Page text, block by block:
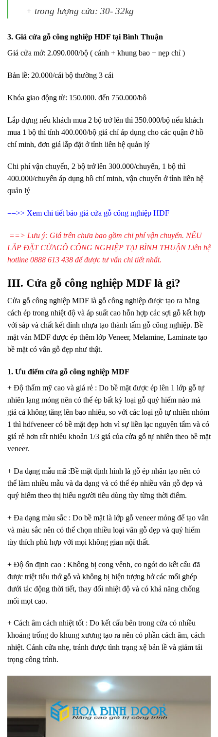
+ trong lượng cửa: 30- 32kg
3. Giá cửa gỗ công nghiệp HDF tại Bình Thuận
Giá cửa mở: 2.090.000/bộ ( cánh + khung bao + nẹp chỉ )
Bản lề: 20.000/cái bộ thường 3 cái
Khóa giao động từ: 150.000. đến 750.000/bô
Lắp dựng nếu khách mua 2 bộ trở lên thì 350.000/bộ nếu khách
mua 1 bộ thì tính 400.000/bộ giá chỉ áp dụng cho các quận ở hồ
chí minh, đơn giá lắp đặt ở tỉnh liên hệ quản lý
Chi phí vận chuyển, 2 bộ trở lên 300.000/chuyến, 1 bộ thì
400.000/chuyến áp dụng hồ chí minh, vận chuyển ở tỉnh liên hệ
quản lý
==>> Xem chi tiết báo giá cửa gỗ công nghiệp HDF
==> Lưu ý: Giá trên chưa bao gồm chi phí vận chuyển. NẾU
LẮP ĐẶT CỬAGỖ CÔNG NGHIỆP TẠI BÌNH THUẬN Liên hệ
hotline 0888 613 438 để được tư vấn chi tiết nhất.
III. Cửa gỗ công nghiệp MDF là gì?
Cửa gỗ công nghiệp MDF là gỗ công nghiệp được tạo ra bằng
cách ép trong nhiệt độ và áp suất cao hỗn hợp các sợi gỗ kết hợp
với sáp và chất kết dính nhựa tạo thành tấm gỗ công nghiệp. Bề
mặt ván MDF được ép thêm lớp Veneer, Melamine, Laminate tạo
bề mặt có vân gỗ đẹp như thật.
1. Ưu điểm cửa gỗ công nghiệp MDF
+ Độ thẩm mỹ cao và giá rẻ : Do bề mặt được ép lên 1 lớp gỗ tự
nhiên lạng mỏng nên có thể ép bất kỳ loại gỗ quý hiếm nào mà
giá cả không tăng lên bao nhiêu, so với các loại gỗ tự nhiên nhóm
1 thì hdfveneer có bề mặt đẹp hơn vì sự liền lạc nguyên tấm và có
giá rẻ hơn rất nhiều khoản 1/3 giá của cửa gỗ tự nhiên theo bề mặt
veneer.
+ Đa dạng mẫu mã :Bề mặt định hình là gỗ ép nhân tạo nên có
thể làm nhiều mẫu và đa dạng và có thể ép nhiều vân gỗ đẹp và
quý hiếm theo thị hiếu người tiêu dùng tùy từng thời điểm.
+ Đa dạng màu sắc : Do bề mặt là lớp gỗ veneer mỏng để tạo vân
và màu sắc nên có thể chọn nhiều loại vân gỗ đẹp và quý hiếm
tùy thích phù hợp với mọi không gian nội thất.
+ Độ ổn định cao : Không bị cong vênh, co ngót do kết cấu đã
được triệt tiêu thớ gỗ và không bị hiện tượng hở các mối ghép
dưới tác động thời tiết, thay đổi nhiệt độ và có khả năng chống
mối mọt cao.
+ Cách âm cách nhiệt tốt: Do kết cấu bên trong cửa có nhiều
khoảng trống do khung xương tạo ra nên có phần cách âm, cách
nhiệt. Cánh cửa nhẹ, tránh được tình trạng xệ bản lề và giảm tải
trọng công trình.